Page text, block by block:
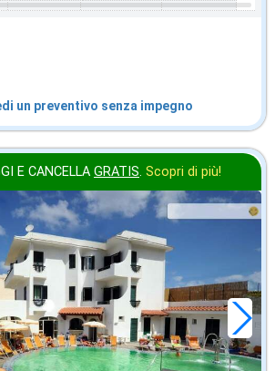
un preventivo senza impegno
E CANCELLA GRATIS. Scopri di più!